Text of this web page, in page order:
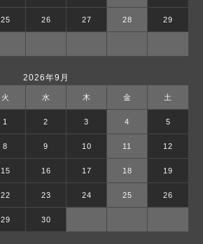
25 26 27 28 29
2026年9月
火 水 木 金 土
1 2 3 4 5
8 9 10 11 12
15 16 17 18 19
22 23 24 25 26
29 30